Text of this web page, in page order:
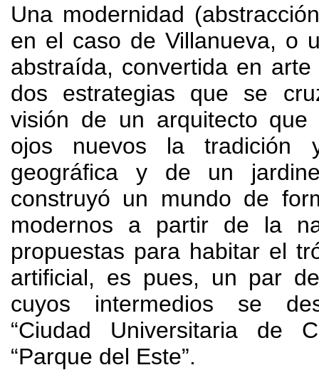
Una modernidad (abstracción
en el caso de Villanueva, o
abstraída, convertida en arte
dos estrategias que se
visión de un arquitecto
ojos nuevos la tradición
geográfica y de un
construyó un mundo de
modernos a partir de la
propuestas para habitar el
artificial, es pues, un par
cuyos intermedios se
“Ciudad Universitaria de
“Parque del Este”.